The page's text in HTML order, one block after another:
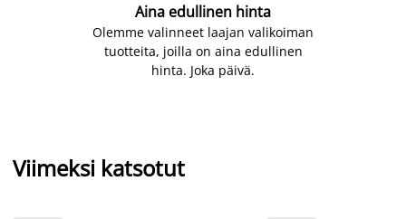
Aina edullinen hinta
Olemme valinneet laajan valikoiman
tuotteita, joilla on aina edullinen
hinta. Joka päivä.
Viimeksi katsotut